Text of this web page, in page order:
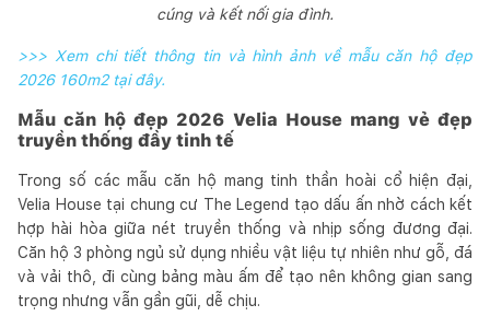
cúng và kết nối gia đình.
>>> Xem chi tiết thông tin và hình ảnh về mẫu căn hộ đẹp
2026 160m2 tại đây.
Mẫu căn hộ đẹp 2026 Velia House mang vẻ đẹp
truyền thống đầy tinh tế
Trong số các mẫu căn hộ mang tinh thần hoài cổ hiện đại,
Velia House tại chung cư The Legend tạo dấu ấn nhờ cách kết
hợp hài hòa giữa nét truyền thống và nhịp sống đương đại.
Căn hộ 3 phòng ngủ sử dụng nhiều vật liệu tự nhiên như gỗ, đá
và vải thô, đi cùng bảng màu ấm để tạo nên không gian sang
trọng nhưng vẫn gần gũi, dễ chịu.